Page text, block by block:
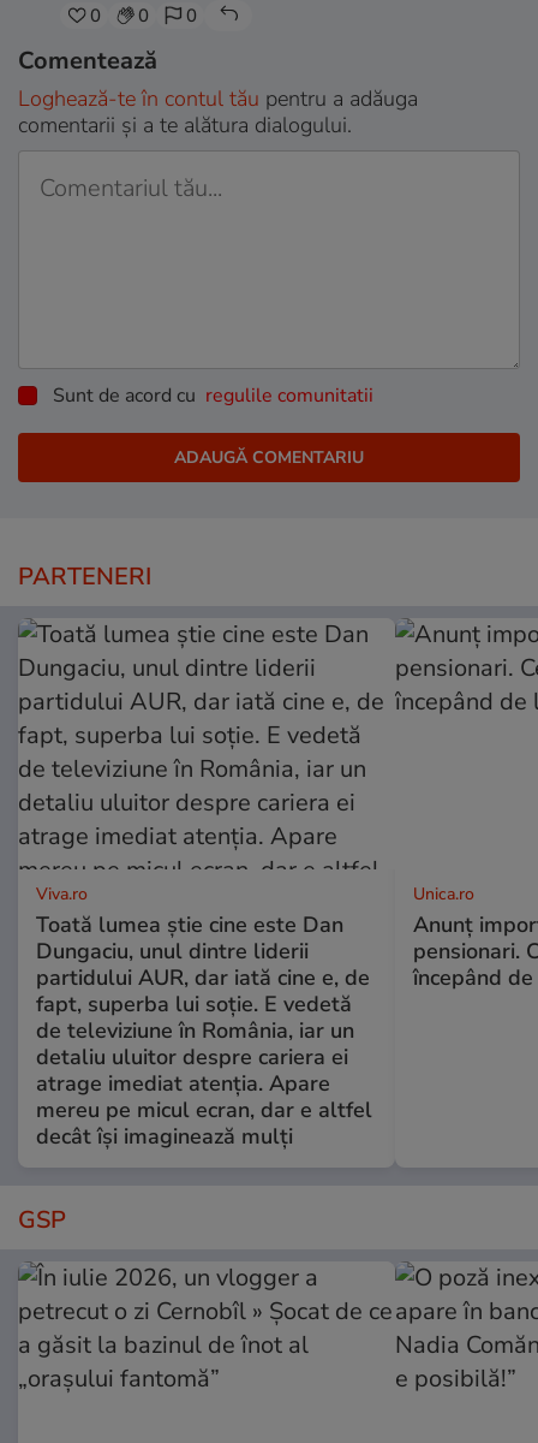
0 0 0
Comentează
Loghează-te în contul tău pentru a adăuga
comentarii și a te alătura dialogului.
Sunt de acord cu regulile comunitatii
PARTENERI
Viva.ro
Toată lumea știe cine este Dan
Dungaciu, unul dintre liderii
partidului AUR, dar iată cine e, de
fapt, superba lui soție. E vedetă
de televiziune în România, iar un
detaliu uluitor despre cariera ei
atrage imediat atenția. Apare
mereu pe micul ecran, dar e altfel
decât își imaginează mulți
Unica.ro
Anunț
pensionari.
începând
GSP